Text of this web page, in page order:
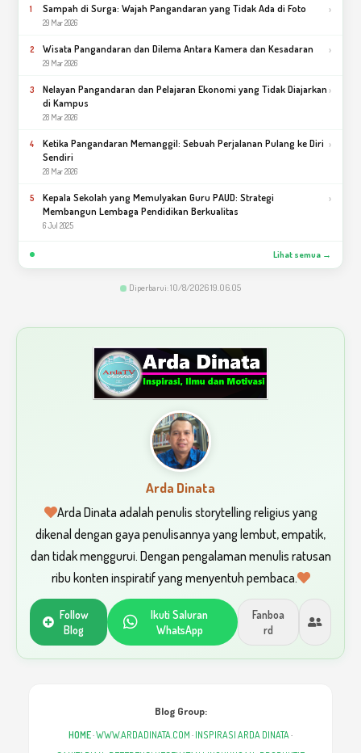
1 Sampah di Surga: Wajah Pangandaran yang Tidak Ada di Foto
29 Mar 2026
›
2 Wisata Pangandaran dan Dilema Antara Kamera dan Kesadaran
29 Mar 2026
›
3
Nelayan Pangandaran dan Pelajaran Ekonomi yang Tidak Diajarkan
di Kampus
28 Mar 2026
›
4
Ketika Pangandaran Memanggil: Sebuah Perjalanan Pulang ke Diri
Sendiri
28 Mar 2026
›
5
Kepala Sekolah yang Memulyakan Guru PAUD: Strategi
Membangun Lembaga Pendidikan Berkualitas
6 Jul 2025
›
Lihat semua →
Diperbarui: 10/8/2026 19.06.05
Arda Dinata
Arda Dinata adalah penulis storytelling religius yang
dikenal dengan gaya penulisannya yang lembut, empatik,
dan tidak menggurui. Dengan pengalaman menulis ratusan
ribu konten inspiratif yang menyentuh pembaca.
Follow
Blog
Ikuti Saluran
WhatsApp
Fanboa
rd
Blog Group:
HOME·WWW.ARDADINATA.COM · INSPIRASI ARDA DINATA·